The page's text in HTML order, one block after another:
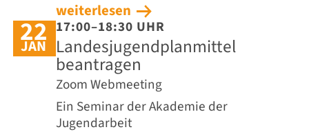
weiterlesen
22
JAN
17:00–18:30 UHR
Landesjugendplanmittel
beantragen
Zoom Webmeeting
Ein Seminar der Akademie der
Jugendarbeit